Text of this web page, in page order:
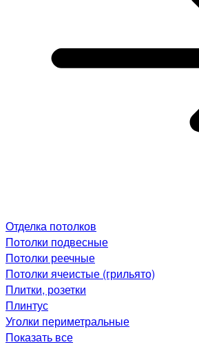
Отделка потолков
Потолки подвесные
Потолки реечные
Потолки ячеистые (грильято)
Плитки, розетки
Плинтус
Уголки периметральные
Показать все